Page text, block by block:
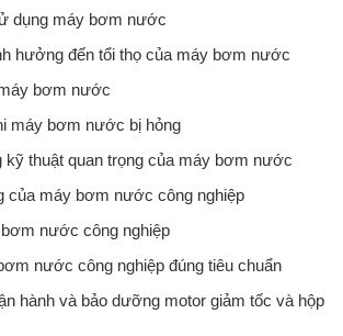
dụng máy bơm nước
hưởng đến tổi thọ của máy bơm nước
bơm nước
máy bơm nước bị hỏng
kỹ thuật quan trọng của máy bơm nước
của máy bơm nước công nghiệp
nước công nghiệp
nước công nghiệp đúng tiêu chuẩn
hành và bảo dưỡng motor giảm tốc và hộp